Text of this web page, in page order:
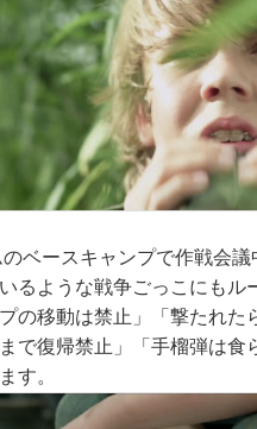
ベースキャンプで作戦会
るような戦争ごっこにもル
の移動は禁止」「撃たれた
で復帰禁止」「手榴弾は食
す。